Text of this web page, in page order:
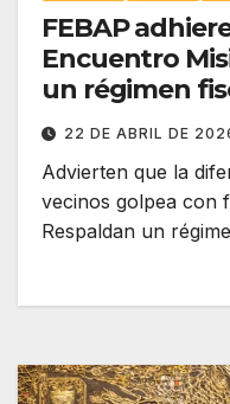
FEBAP
Encuentro
un régimen
nunca
22 DE ABRIL DE
Advierten que la
vecinos golpea con
Respaldan un